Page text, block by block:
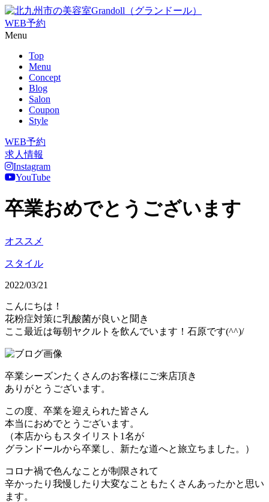
WEB予約
Menu
Top
Menu
Concept
Blog
Salon
Coupon
Style
WEB予約
求人情報
Instagram
YouTube
卒業おめでとうございます
オススメ
スタイル
2022/03/21
こんにちは！
花粉症対策に乳酸菌が良いと聞き
ここ最近は毎朝ヤクルトを飲んでいます！石原です(^^)/
卒業シーズンたくさんのお客様にご来店頂き
ありがとうございます。
この度、卒業を迎えられた皆さん
本当におめでとうございます。
（本店からもスタイリスト1名が
グランドールから卒業し、新たな道へと旅立ちました。）
コロナ禍で色んなことが制限されて
辛かったり我慢したり大変なこともたくさんあったかと思い
ます。